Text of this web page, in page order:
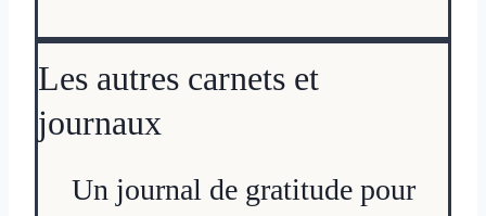
Les autres carnets et
journaux
Un journal de gratitude pour